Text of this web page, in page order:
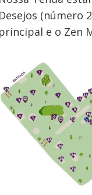
(número
e o Zen